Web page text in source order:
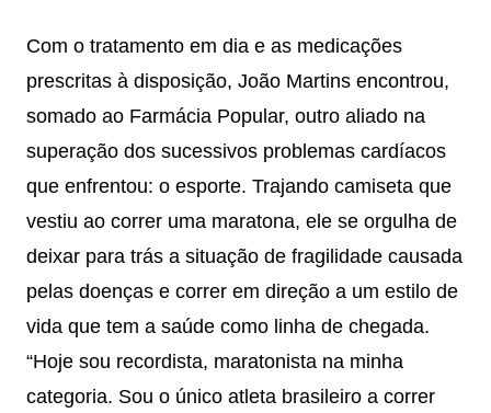
Com o tratamento em dia e as medicações
prescritas à disposição, João Martins encontrou,
somado ao Farmácia Popular, outro aliado na
superação dos sucessivos problemas cardíacos
que enfrentou: o esporte. Trajando camiseta que
vestiu ao correr uma maratona, ele se orgulha de
deixar para trás a situação de fragilidade causada
pelas doenças e correr em direção a um estilo de
vida que tem a saúde como linha de chegada.
“Hoje sou recordista, maratonista na minha
categoria. Sou o único atleta brasileiro a correr